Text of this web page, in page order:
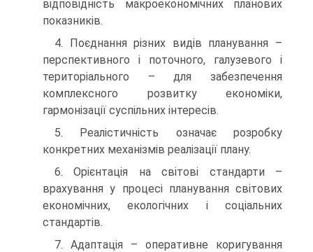
відповідність макроекономічних планових
показників.
4. Поєднання різних видів планування –
перспективного і поточного, галузевого і
територіального – для забезпечення
комплексного розвитку економіки,
гармонізації суспільних інтересів.
5. Реалістичність означає розробку
конкретних механізмів реалізації плану.
6. Орієнтація на світові стандарти –
врахування у процесі планування світових
економічних, екологічних і соціальних
стандартів.
7. Адаптація – оперативне коригування